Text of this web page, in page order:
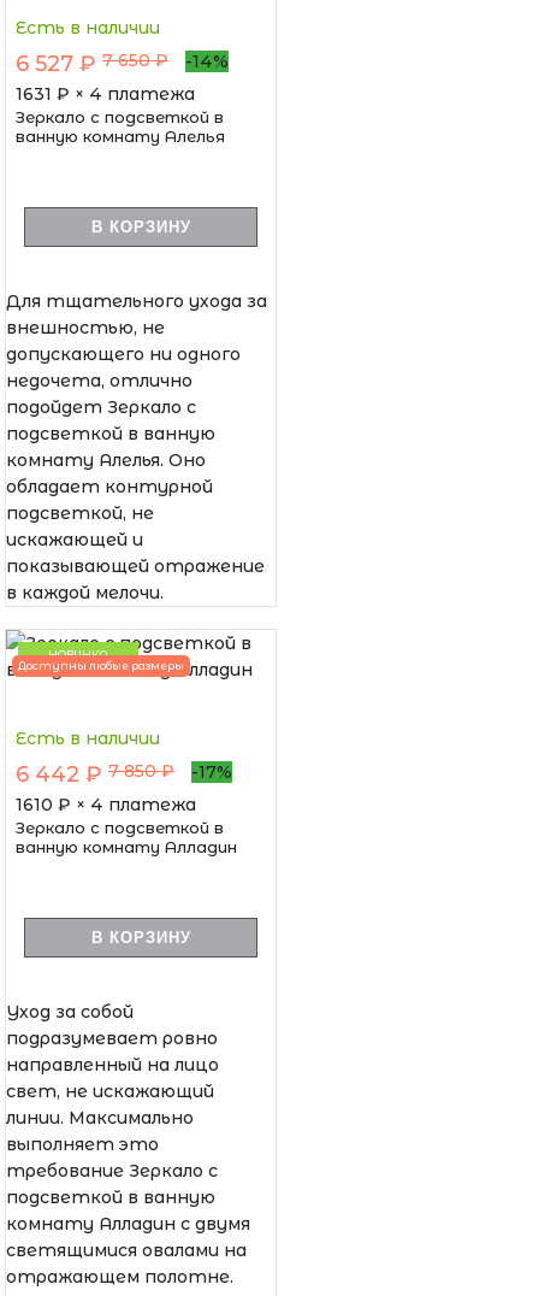
Есть в наличии
6 527 ₽ 7 650 ₽
-14%
1631 ₽ × 4 платежа
Зеркало с подсветкой в
ванную комнату Алелья
В КОРЗИНУ
Для тщательного ухода за
внешностью, не
допускающего ни одного
недочета, отлично
подойдет Зеркало с
подсветкой в ванную
комнату Алелья. Оно
обладает контурной
подсветкой, не
искажающей и
показывающей отражение
в каждой мелочи.
НОВИНКА
Доступны любые размеры
Есть в наличии
6 442 ₽ 7 850 ₽
-17%
1610 ₽ × 4 платежа
Зеркало с подсветкой в
ванную комнату Алладин
В КОРЗИНУ
Уход за собой
подразумевает ровно
направленный на лицо
свет, не искажающий
линии. Максимально
выполняет это
требование Зеркало с
подсветкой в ванную
комнату Алладин с двумя
светящимися овалами на
отражающем полотне.